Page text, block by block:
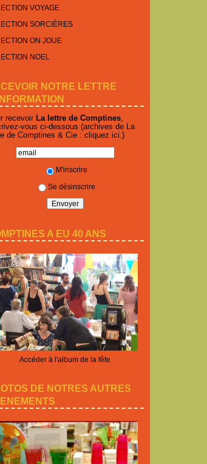
VOYAGE
SORCIÈRES
ON JOUE
NOEL
NOTRE LETTRE
recevoir La lettre de Comptines,
vous ci-dessous (archives de La
de Comptines & Cie : cliquez ici .)
M'inscrire
Se désinscrire
A EU 40 ANS
Accéder à l'album de la fête
DE NOTRES AUTRES